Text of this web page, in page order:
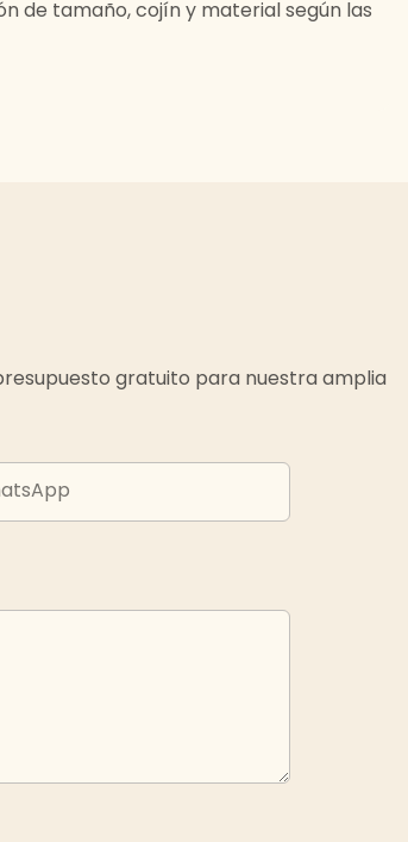
de tamaño, cojín y material según las
gratuito para nuestra amplia